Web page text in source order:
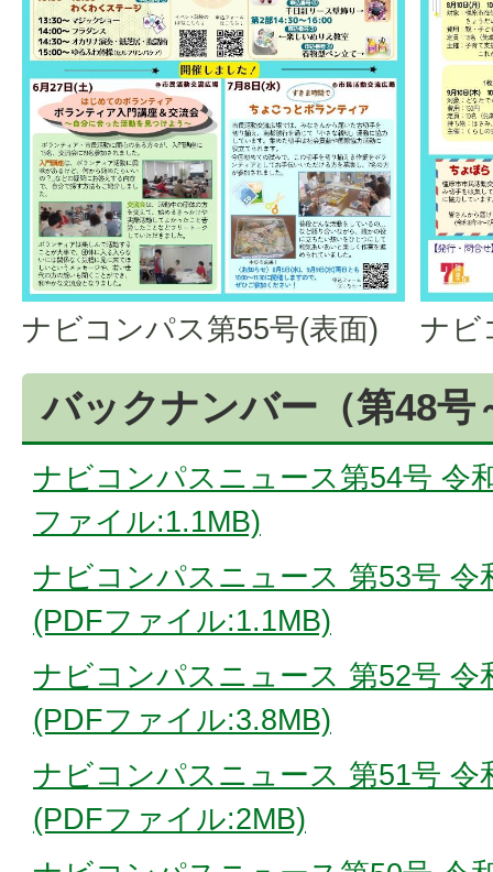
ナビコンパス第55号(表面) ナビ
バックナンバー（第48号
ナビコンパスニュース第54号 令
ファイル:1.1MB)
ナビコンパスニュース 第53号 令
(PDFファイル:1.1MB)
ナビコンパスニュース 第52号 令
(PDFファイル:3.8MB)
ナビコンパスニュース 第51号 令
(PDFファイル:2MB)